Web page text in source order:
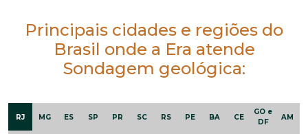
Principais cidades e regiões do
Brasil onde a Era atende
Sondagem geológica:
RJ MG ES SP PR SC RS PE BA CE
GO e
DF
AM